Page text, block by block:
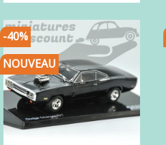
-40%
NOUVEAU